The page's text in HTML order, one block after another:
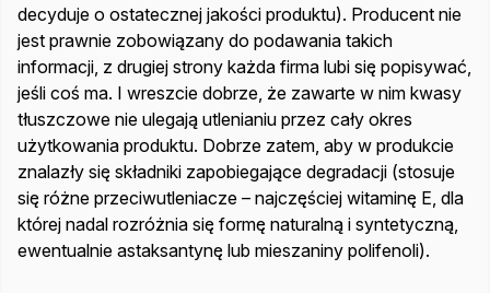
decyduje o ostatecznej jakości produktu). Producent nie
jest prawnie zobowiązany do podawania takich
informacji, z drugiej strony każda firma lubi się popisywać,
jeśli coś ma. I wreszcie dobrze, że zawarte w nim kwasy
tłuszczowe nie ulegają utlenianiu przez cały okres
użytkowania produktu. Dobrze zatem, aby w produkcie
znalazły się składniki zapobiegające degradacji (stosuje
się różne przeciwutleniacze – najczęściej witaminę E, dla
której nadal rozróżnia się formę naturalną i syntetyczną,
ewentualnie astaksantynę lub mieszaniny polifenoli).